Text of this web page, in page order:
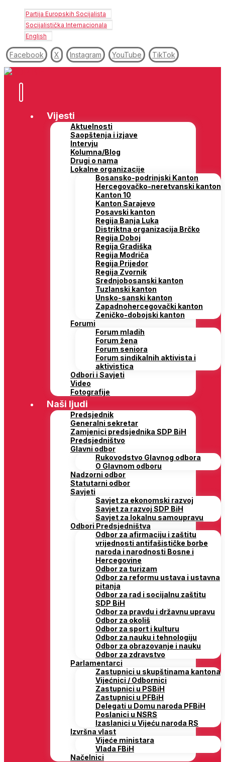
Partija Europskih Socijalista
Socijalistička Internacionala
English
Facebook X Instagram YouTube TikTok
Vijesti
Aktuelnosti
Saopštenja i izjave
Intervju
Kolumna/Blog
Drugi o nama
Lokalne organizacije
Bosansko-podrinjski Kanton
Hercegovačko-neretvanski kanton
Kanton 10
Kanton Sarajevo
Posavski kanton
Regija Banja Luka
Distriktna organizacija Brčko
Regija Doboj
Regija Gradiška
Regija Modriča
Regija Prijedor
Regija Zvornik
Srednjobosanski kanton
Tuzlanski kanton
Unsko-sanski kanton
Zapadnohercegovački kanton
Zeničko-dobojski kanton
Forumi
Forum mladih
Forum žena
Forum seniora
Forum sindikalnih aktivista i
aktivistica
Odbori i Savjeti
Video
Fotografije
Naši ljudi
Predsjednik
Generalni sekretar
Zamjenici predsjednika SDP BiH
Predsjedništvo
Glavni odbor
Rukovodstvo Glavnog odbora
O Glavnom odboru
Nadzorni odbor
Statutarni odbor
Savjeti
Savjet za ekonomski razvoj
Savjet za razvoj SDP BiH
Savjet za lokalnu samoupravu
Odbori Predsjedništva
Odbor za afirmaciju i zaštitu
vrijednosti antifašističke borbe
naroda i narodnosti Bosne i
Hercegovine
Odbor za turizam
Odbor za reformu ustava i ustavna
pitanja
Odbor za rad i socijalnu zaštitu
SDP BiH
Odbor za pravdu i državnu upravu
Odbor za okoliš
Odbor za sport i kulturu
Odbor za nauku i tehnologiju
Odbor za obrazovanje i nauku
Odbor za zdravstvo
Parlamentarci
Zastupnici u skupštinama kantona
Vijećnici / Odbornici
Zastupnici u PSBiH
Zastupnici u PFBiH
Delegati u Domu naroda PFBiH
Poslanici u NSRS
Izaslanici u Vijeću naroda RS
Izvršna vlast
Vijeće ministara
Vlada FBiH
Načelnici